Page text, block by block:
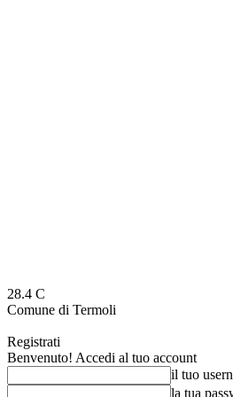
28.4 C
Comune di Termoli
Registrati
Benvenuto! Accedi al tuo account
il tuo
la tua